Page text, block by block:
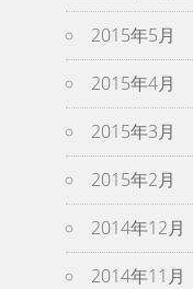
2015年5月
2015年4月
2015年3月
2015年2月
2014年12月
2014年11月